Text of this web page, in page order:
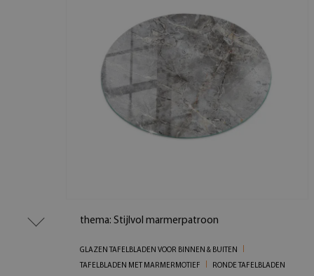
thema: Stijlvol marmerpatroon
GLAZEN TAFELBLADEN VOOR BINNEN & BUITEN
TAFELBLADEN MET MARMERMOTIEF
RONDE TAFELBLADEN